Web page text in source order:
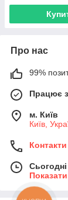
Про нас
99%
Працює
м. Київ
Київ,
Контакти